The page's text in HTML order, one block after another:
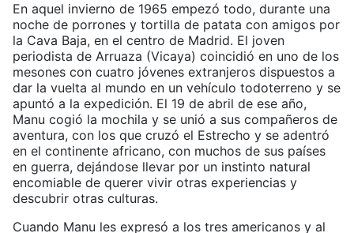
En aquel invierno de 1965 empezó todo, durante una
noche de porrones y tortilla de patata con amigos por
la Cava Baja, en el centro de Madrid. El joven
periodista de Arruaza (Vicaya) coincidió en uno de los
mesones con cuatro jóvenes extranjeros dispuestos a
dar la vuelta al mundo en un vehículo todoterreno y se
apuntó a la expedición. El 19 de abril de ese año,
Manu cogió la mochila y se unió a sus compañeros de
aventura, con los que cruzó el Estrecho y se adentró
en el continente africano, con muchos de sus países
en guerra, dejándose llevar por un instinto natural
encomiable de querer vivir otras experiencias y
descubrir otras culturas.
Cuando Manu les expresó a los tres americanos y al